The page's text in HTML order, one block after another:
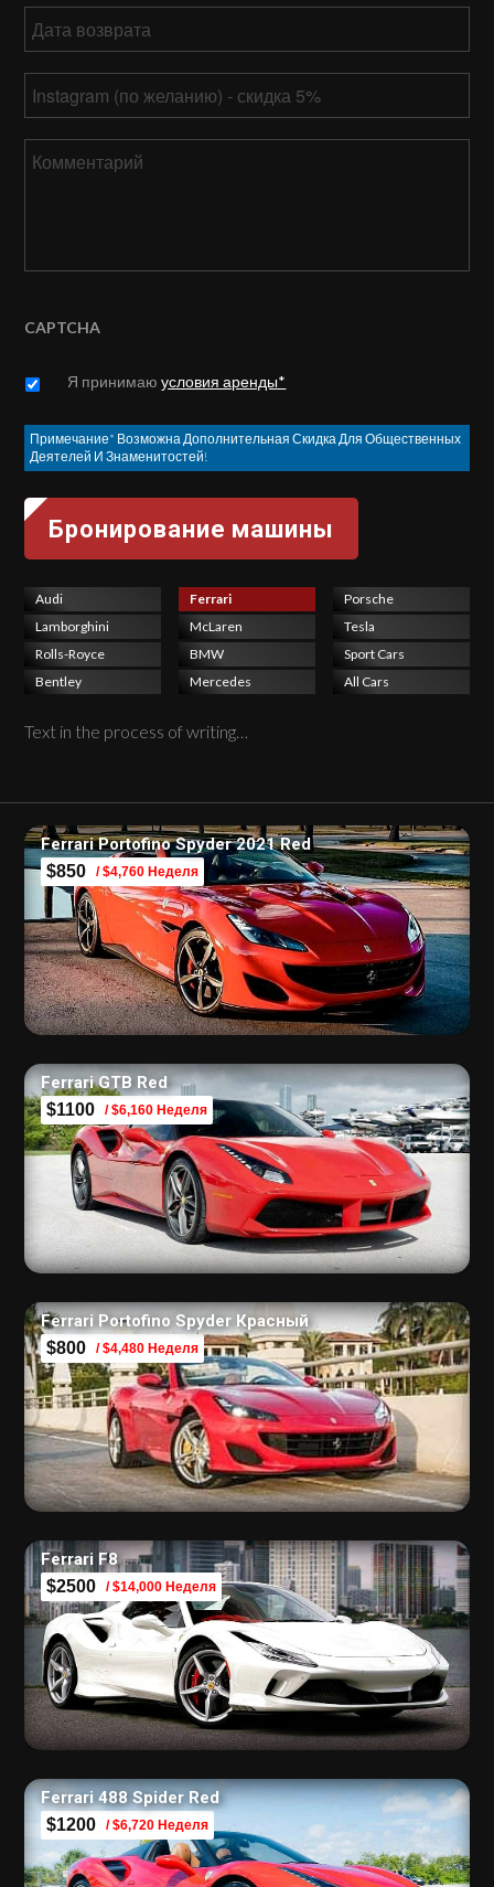
слеш
ДД
слеш
ГГГГ
возврата *
слеш
слеш
ГГГГ
Instagram
CAPTCHA
Untitled *
Я принимаюусловия аренды*
Примечание* Возможна Дополнительная Скидка Для Общественных
Деятелей И Знаменитостей!
Audi
Lamborghini
Rolls-Royce
Bentley
Ferrari
McLaren
BMW
Mercedes
Porsche
Tesla
Sport Cars
All Cars
Text in the process of writing…
Ferrari Portofino Spyder 2021 Red
$850 / $4,760 Неделя
Ferrari GTB Red
$1100 / $6,160 Неделя
Ferrari Portofino Spyder Красный
$800 / $4,480 Неделя
Ferrari F8
$2500 / $14,000 Неделя
Ferrari 488 Spider Red
$1200 / $6,720 Неделя